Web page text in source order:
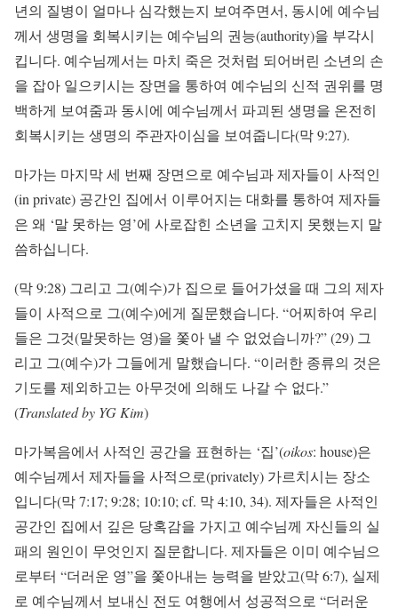
년의 질병이 얼마나 심각했는지 보여주면서, 동시에 예수님
께서 생명을 회복시키는 예수님의 권능(authority)을 부각시
킵니다. 예수님께서는 마치 죽은 것처럼 되어버린 소년의 손
을 잡아 일으키시는 장면을 통하여 예수님의 신적 권위를 명
백하게 보여줌과 동시에 예수님께서 파괴된 생명을 온전히
회복시키는 생명의 주관자이심을 보여줍니다(막 9:27).
마가는 마지막 세 번째 장면으로 예수님과 제자들이 사적인
(in private) 공간인 집에서 이루어지는 대화를 통하여 제자들
은 왜 ‘말 못하는 영’에 사로잡힌 소년을 고치지 못했는지 말
씀하십니다.
(막 9:28) 그리고 그(예수)가 집으로 들어가셨을 때 그의 제자
들이 사적으로 그(예수)에게 질문했습니다. “어찌하여 우리
들은 그것(말못하는 영)을 쫓아 낼 수 없었습니까?” (29) 그
리고 그(예수)가 그들에게 말했습니다. “이러한 종류의 것은
기도를 제외하고는 아무것에 의해도 나갈 수 없다.”
(Translated by YG Kim)
마가복음에서 사적인 공간을 표현하는 ‘집’(oikos: house)은
예수님께서 제자들을 사적으로(privately) 가르치시는 장소
입니다(막 7:17; 9:28; 10:10; cf. 막 4:10, 34). 제자들은 사적인
공간인 집에서 깊은 당혹감을 가지고 예수님께 자신들의 실
패의 원인이 무엇인지 질문합니다. 제자들은 이미 예수님으
로부터 “더러운 영”을 쫓아내는 능력을 받았고(막 6:7), 실제
로 예수님께서 보내신 전도 여행에서 성공적으로 “더러운